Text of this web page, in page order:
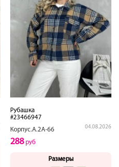
Рубашка
#23466947
Корпус.А.2А-66
04.08.2026
288руб
Размеры